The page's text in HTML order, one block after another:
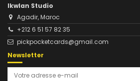
Ikwlan Studio
Agadir, Maroc
+212 6 51 57 82 35
pickpocketcards@gmail.com
Newsletter